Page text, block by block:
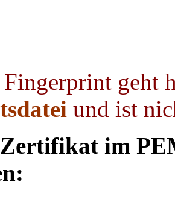
geht
und ist
Zertifikat im